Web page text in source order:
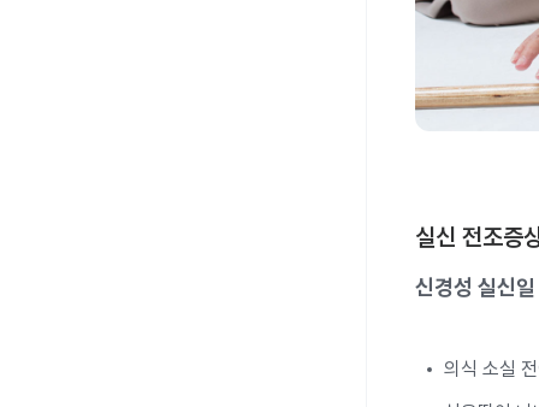
실신 전조증
신경성 실신
의식 소실